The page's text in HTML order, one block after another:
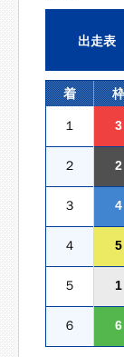
出走表
着 枠
１ 3
２ 2
３ 4
４ 5
５ 1
６ 6